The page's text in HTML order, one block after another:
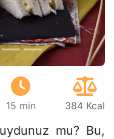
15 min 384 Kcal
mu? Bu,